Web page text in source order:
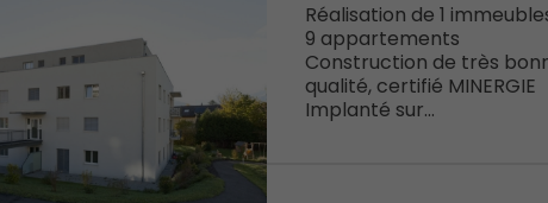
Réalisation de 1
9 appartements
Construction de très
qualité, certifié MINERGIE
Implanté sur...